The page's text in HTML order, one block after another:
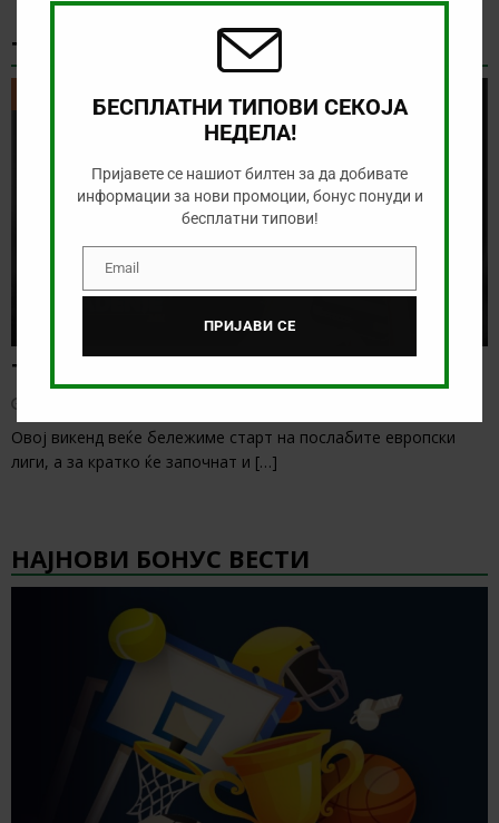
ТИКЕТ НА ДЕНОТ
Тикет на денот (петок, 07.08.2026)
Овој викенд веќе бележиме старт на послабите европски
лиги, а за кратко ќе започнат и […]
НАЈНОВИ БОНУС ВЕСТИ
БЕСПЛАТНИ ТИПОВИ СЕКОЈА
НЕДЕЛА!
Пријавете се нашиот билтен за да добивате
информации за нови промоции, бонус понуди и
бесплатни типови!
EmailEmail
ПРИЈАВИ СЕ